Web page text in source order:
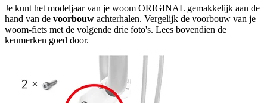
Je kunt het modeljaar van je woom ORIGINAL gemakkelijk aan de
hand van de voorbouw achterhalen. Vergelijk de voorbouw van je
woom-fiets met de volgende drie foto's. Lees bovendien de
kenmerken goed door.